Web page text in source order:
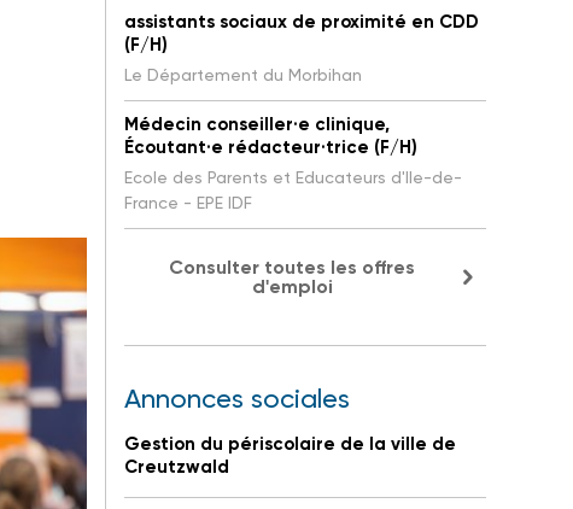
assistants sociaux de proximité en CDD
(F/H)
Le Département du Morbihan
Médecin conseiller·e clinique,
Écoutant·e rédacteur·trice (F/H)
Ecole des Parents et Educateurs d'Ile-de-
France - EPE IDF
Consulter toutes les offres
d'emploi
Annonces sociales
Gestion du périscolaire de la ville de
Creutzwald